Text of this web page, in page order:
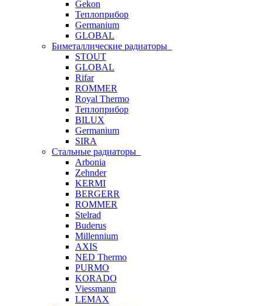
Gekon
Теплоприбор
Germanium
GLOBAL
Биметаллические радиаторы
STOUT
GLOBAL
Rifar
ROMMER
Royal Thermo
Теплоприбор
BILUX
Germanium
SIRA
Стальные радиаторы
Arbonia
Zehnder
KERMI
BERGERR
ROMMER
Stelrad
Buderus
Millennium
AXIS
NED Thermo
PURMO
KORADO
Viessmann
LEMAX